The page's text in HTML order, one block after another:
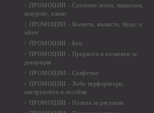
ПРОМОЦИИ - Сатенени ленти, панделки,
шнурове, канап
ПРОМОЦИИ - Копчета, мъниста, брадс и
айлет
ПРОМОЦИИ - Бои
ПРОМОЦИИ - Предмети и елементи за
декорация
ПРОМОЦИИ - Салфетки
ПРОМОЦИИ - Хоби перфоратори,
инструменти и пособия
ПРОМОЦИИ - Платна за рисуване